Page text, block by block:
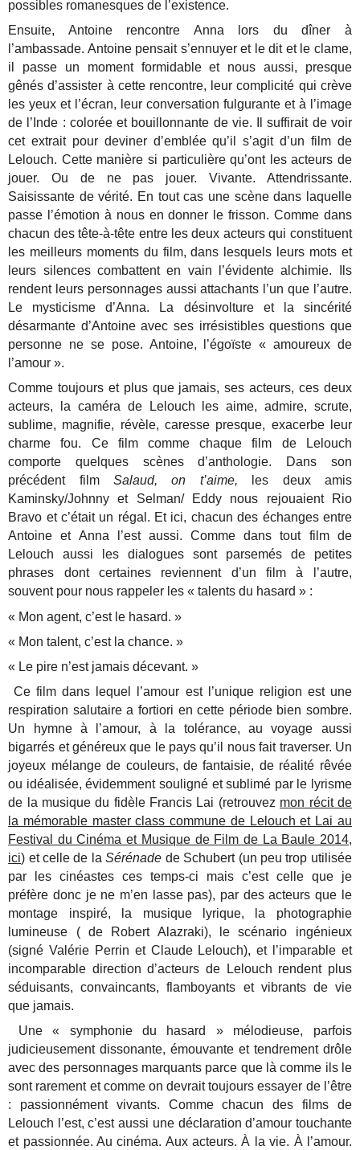
possibles romanesques de l’existence.
Ensuite, Antoine rencontre Anna lors du dîner à
l’ambassade. Antoine pensait s’ennuyer et le dit et le clame,
il passe un moment formidable et nous aussi, presque
gênés d’assister à cette rencontre, leur complicité qui crève
les yeux et l’écran, leur conversation fulgurante et à l’image
de l’Inde : colorée et bouillonnante de vie. Il suffirait de voir
cet extrait pour deviner d’emblée qu’il s’agit d’un film de
Lelouch. Cette manière si particulière qu’ont les acteurs de
jouer. Ou de ne pas jouer. Vivante. Attendrissante.
Saisissante de vérité. En tout cas une scène dans laquelle
passe l’émotion à nous en donner le frisson. Comme dans
chacun des tête-à-tête entre les deux acteurs qui constituent
les meilleurs moments du film, dans lesquels leurs mots et
leurs silences combattent en vain l’évidente alchimie. Ils
rendent leurs personnages aussi attachants l’un que l’autre.
Le mysticisme d’Anna. La désinvolture et la sincérité
désarmante d’Antoine avec ses irrésistibles questions que
personne ne se pose. Antoine, l’égoïste « amoureux de
l’amour ».
Comme toujours et plus que jamais, ses acteurs, ces deux
acteurs, la caméra de Lelouch les aime, admire, scrute,
sublime, magnifie, révèle, caresse presque, exacerbe leur
charme fou. Ce film comme chaque film de Lelouch
comporte quelques scènes d’anthologie. Dans son
précédent film Salaud, on t’aime, les deux amis
Kaminsky/Johnny et Selman/ Eddy nous rejouaient Rio
Bravo et c’était un régal. Et ici, chacun des échanges entre
Antoine et Anna l’est aussi. Comme dans tout film de
Lelouch aussi les dialogues sont parsemés de petites
phrases dont certaines reviennent d’un film à l’autre,
souvent pour nous rappeler les « talents du hasard » :
« Mon agent, c’est le hasard. »
« Mon talent, c’est la chance. »
« Le pire n’est jamais décevant. »
Ce film dans lequel l’amour est l’unique religion est une
respiration salutaire a fortiori en cette période bien sombre.
Un hymne à l’amour, à la tolérance, au voyage aussi
bigarrés et généreux que le pays qu’il nous fait traverser. Un
joyeux mélange de couleurs, de fantaisie, de réalité rêvée
ou idéalisée, évidemment souligné et sublimé par le lyrisme
de la musique du fidèle Francis Lai (retrouvez mon récit de
la mémorable master class commune de Lelouch et Lai au
Festival du Cinéma et Musique de Film de La Baule 2014,
ici) et celle de laSérénade de Schubert (un peu trop utilisée
par les cinéastes ces temps-ci mais c’est celle que je
préfère donc je ne m’en lasse pas), par des acteurs que le
montage inspiré, la musique lyrique, la photographie
lumineuse ( de Robert Alazraki), le scénario ingénieux
(signé Valérie Perrin et Claude Lelouch), et l’imparable et
incomparable direction d’acteurs de Lelouch rendent plus
séduisants, convaincants, flamboyants et vibrants de vie
que jamais.
Une « symphonie du hasard » mélodieuse, parfois
judicieusement dissonante, émouvante et tendrement drôle
avec des personnages marquants parce que là comme ils le
sont rarement et comme on devrait toujours essayer de l’être
: passionnément vivants. Comme chacun des films de
Lelouch l’est, c’est aussi une déclaration d’amour touchante
et passionnée. Au cinéma. Aux acteurs. À la vie. À l’amour.